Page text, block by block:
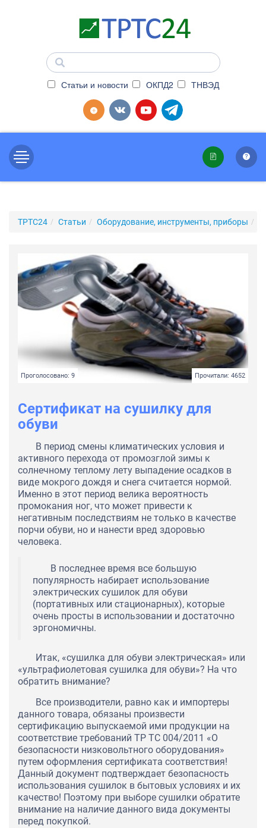
Статьи и новости ОКПД2 ТНВЭД
ТРТС24 Статьи Оборудование, инструменты, приборы
Проголосовано: 9 Прочитали: 4652
Сертификат на сушилку для
обуви
В период смены климатических условия и
активного перехода от промозглой зимы к
солнечному теплому лету выпадение осадков в
виде мокрого дождя и снега считается нормой.
Именно в этот период велика вероятность
промокания ног, что может привести к
негативным последствиям не только в качестве
порчи обуви, но и нанести вред здоровью
человека.
В последнее время все большую
популярность набирает использование
электрических сушилок для обуви
(портативных или стационарных), которые
очень просты в использовании и достаточно
эргономичны.
Итак, «сушилка для обуви электрическая» или
«ультрафиолетовая сушилка для обуви»? На что
обратить внимание?
Все производители, равно как и импортеры
данного товара, обязаны произвести
сертификацию выпускаемой ими продукции на
соответствие требований ТР ТС 004/2011 «О
безопасности низковольтного оборудования»
путем оформления сертификата соответствия!
Данный документ подтверждает безопасность
использования сушилок в бытовых условиях и их
качество! Поэтому при выборе сушилки обратите
внимание на наличие данного вида документы
перед покупкой.